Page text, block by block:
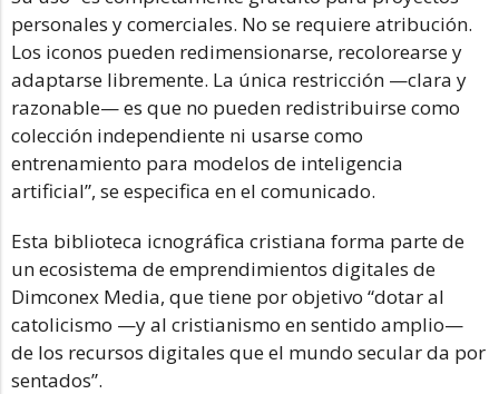
personales y comerciales. No se requiere atribución.
Los iconos pueden redimensionarse, recolorearse y
adaptarse libremente. La única restricción —clara y
razonable— es que no pueden redistribuirse como
colección independiente ni usarse como
entrenamiento para modelos de inteligencia
artificial”, se especifica en el comunicado.
Esta biblioteca icnográfica cristiana forma parte de
un ecosistema de emprendimientos digitales de
Dimconex Media, que tiene por objetivo “dotar al
catolicismo —y al cristianismo en sentido amplio—
de los recursos digitales que el mundo secular da por
sentados”.